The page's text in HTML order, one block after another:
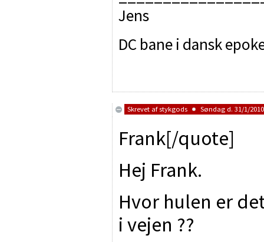
Jens
DC bane i dansk
Skrevet af stykgods Søndag d. 31/1/
Frank[/quote]
Hej Frank.
Hvor hulen er
i vejen ??